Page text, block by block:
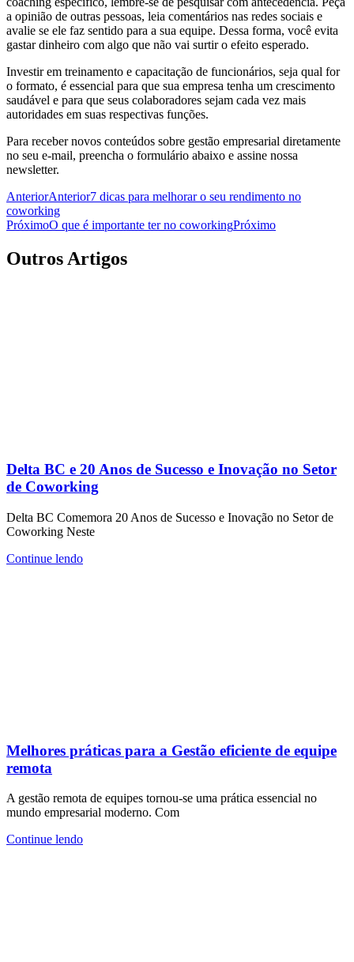
a opinião de outras pessoas, leia comentários nas redes sociais e
avalie se ele faz sentido para a sua equipe. Dessa forma, você evita
gastar dinheiro com algo que não vai surtir o efeito esperado.
Investir em treinamento e capacitação de funcionários, seja qual for
o formato, é essencial para que sua empresa tenha um crescimento
saudável e para que seus colaboradores sejam cada vez mais
autoridades em suas respectivas funções.
Para receber novos conteúdos sobre gestão empresarial diretamente
no seu e-mail, preencha o formulário abaixo e assine nossa
newsletter.
AnteriorAnterior7 dicas para melhorar o seu rendimento no
coworking
PróximoO que é importante ter no coworkingPróximo
Outros Artigos
Delta BC e 20 Anos de Sucesso e Inovação no Setor
de Coworking
Delta BC Comemora 20 Anos de Sucesso e Inovação no Setor de
Coworking Neste
Continue lendo
Melhores práticas para a Gestão eficiente de equipe
remota
A gestão remota de equipes tornou-se uma prática essencial no
mundo empresarial moderno. Com
Continue lendo